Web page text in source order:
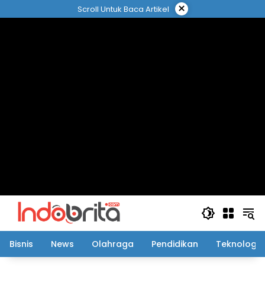
ke
Scroll Untuk Baca Artikel ×
Bisnis News Olahraga Pendidikan Teknologi